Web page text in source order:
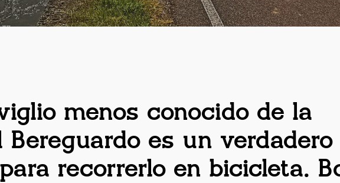
menos conocido de la
Bereguardo es un verdadero
recorrerlo en bicicleta.